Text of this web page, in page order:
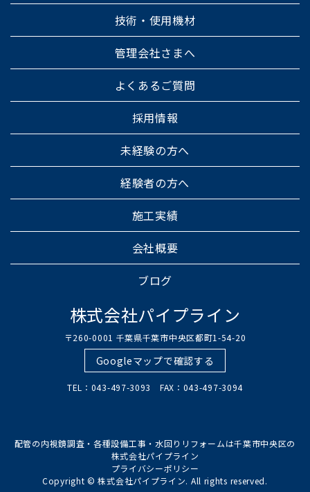
技術・使用機材
管理会社さまへ
よくあるご質問
採用情報
未経験の方へ
経験者の方へ
施工実績
会社概要
ブログ
株式会社パイプライン
〒260-0001 千葉県千葉市中央区都町1-54-20
Googleマップで確認する
TEL：043-497-3093 FAX：043-497-3094
配管の内視鏡調査・各種設備工事・水回りリフォームは千葉市中央区の
株式会社パイプライン
プライバシーポリシー
Copyright © 株式会社パイプライン. All rights reserved.